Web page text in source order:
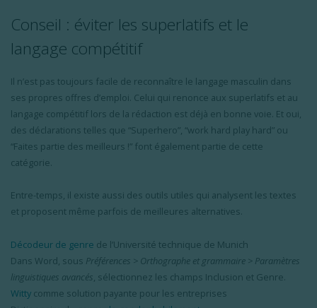
Conseil : éviter les superlatifs et le
langage compétitif
Il n’est pas toujours facile de reconnaître le langage masculin dans
ses propres offres d’emploi. Celui qui renonce aux superlatifs et au
langage compétitif lors de la rédaction est déjà en bonne voie. Et oui,
des déclarations telles que “Superhero”, “work hard play hard” ou
“Faites partie des meilleurs !” font également partie de cette
catégorie.
Entre-temps, il existe aussi des outils utiles qui analysent les textes
et proposent même parfois de meilleures alternatives.
Décodeur de genre de l’Université technique de Munich
Dans Word, sous Préférences > Orthographe et grammaire > Paramètres
linguistiques avancés, sélectionnez les champs Inclusion et Genre.
Witty comme solution payante pour les entreprises